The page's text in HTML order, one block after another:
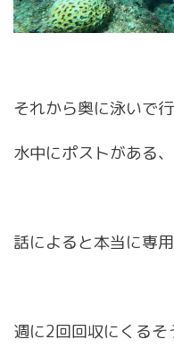
それから奥に泳いで行
水中にポストがある
話によると本当に専
週に2回回収にくるそ